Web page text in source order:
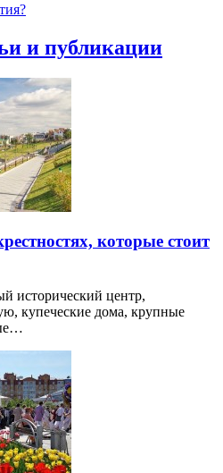
и публикации
которые стоит
исторический центр,
купеческие дома, крупные